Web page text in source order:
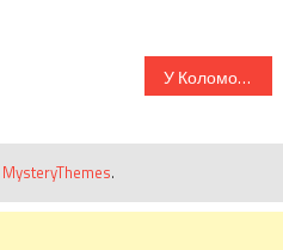
У Коломойського скажуть знов «сама себе высекла»? Вночі спалили будинок Гонтарєвої (відео)
MysteryThemes.